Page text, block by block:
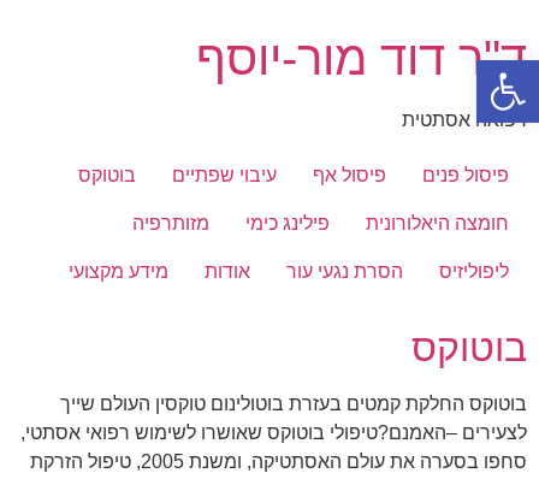
פתח סרגל נגישות
לתוכן
ד"ר דוד מור-יוסף
רפואה אסתטית
פיסול פנים פיסול אף עיבוי שפתיים בוטוקס
חומצה היאלורונית פילינג כימי מזותרפיה
ליפוליזיס הסרת נגעי עור אודות מידע מקצועי
בוטוקס
בוטוקס החלקת קמטים בעזרת בוטולינום טוקסין העולם שייך
לצעירים –האמנם?טיפולי בוטוקס שאושרו לשימוש רפואי אסתטי,
סחפו בסערה את עולם האסתטיקה, ומשנת 2005, טיפול הזרקת